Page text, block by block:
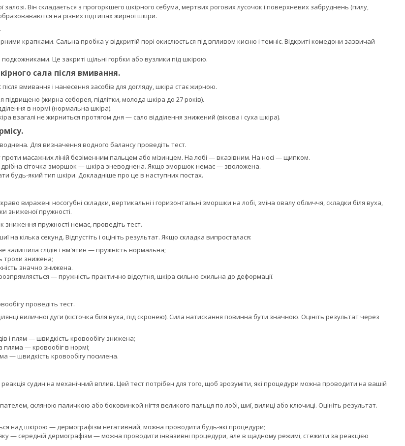
Він складається з прогоркшего шкірного себума, мертвих рогових лусочок і поверхневих забруднень (пилу,
на різних підтипах жирної шкіри.
крапками. Сальна пробка у відкритій порі окислюється під впливом кисню і темніє. Відкриті комедони зазвичай
Це закриті щільні горбки або вузлики під шкірою.
сала після вмивання.
вмивання і нанесення засобів для догляду, шкіра стає жирною.
підвищено (жирна себорея, підлітки, молода шкіра до 27 років).
в нормі (нормальна шкіра).
взагалі не жирниться протягом дня — сало відділення знижений (вікова і суха шкіра).
Для визначення водного балансу проведіть тест.
масажних ліній безіменним пальцем або мізинцем. На лобі — вказівним. На носі — щипком.
дрібна сіточка зморшок — шкіра зневоднена. Якщо зморшок немає — зволожена.
будь-який тип шкіри. Докладніше про це в наступних постах.
виражені носогубні складки, вертикальні і горизонтальні зморшки на лобі, зміна овалу обличчя, складки біля вуха,
зниженої пружності.
пружності немає, проведіть тест.
кілька секунд. Відпустіть і оцініть результат. Якщо складка випросталася:
залишила слідів і вм'ятин — пружність нормальна;
трохи знижена;
значно знижена.
— пружність практично відсутня, шкіра сильно схильна до деформації.
проведіть тест.
виличної дуги (кісточка біля вуха, під скронею). Сила натискання повинна бути значною. Оцініть результат через
і плям — швидкість кровообігу знижена;
— кровообіг в нормі;
— швидкість кровообігу посилена.
судин на механічний вплив. Цей тест потрібен для того, щоб зрозуміти, які процедури можна проводити на вашій
скляною паличкою або боковинкой нігтя великого пальця по лобі, шиї, вилиці або ключиці. Оцініть результат.
над шкірою — дермографізм негативний, можна проводити будь-які процедури;
— середній дермографізм — можна проводити інвазивні процедури, але в щадному режимі, стежити за реакцією